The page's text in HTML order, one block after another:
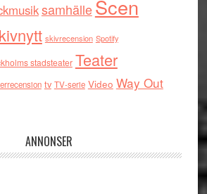
samhälleScen
skivrecension Spotify
stadsteater Teater
tv TV-serie Video Way Out
ANNONSER